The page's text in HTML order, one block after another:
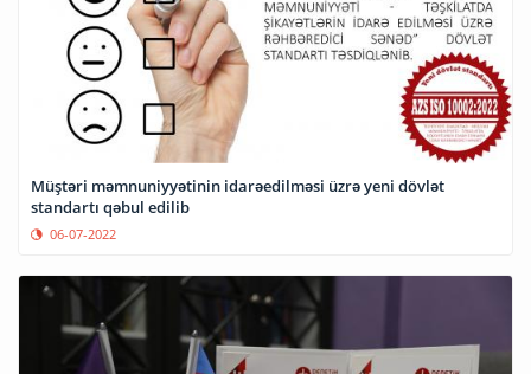
Müştəri məmnuniyyətinin idarəedilməsi üzrə yeni dövlət
standartı qəbul edilib
06-07-2022